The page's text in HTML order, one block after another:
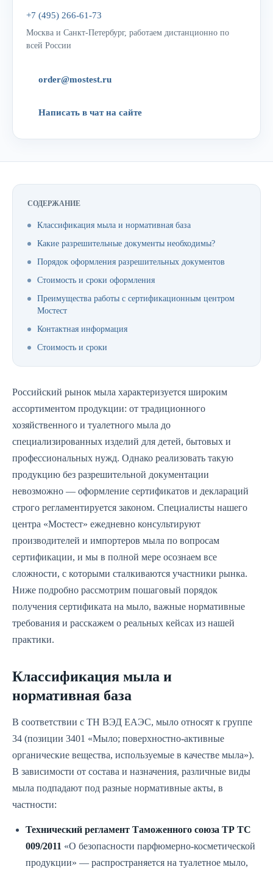
+7 (495) 266-61-73
Москва и Санкт-Петербург, работаем дистанционно по
всей России
order@mostest.ru
Написать в чат на сайте
СОДЕРЖАНИЕ
Классификация мыла и нормативная база
Какие разрешительные документы необходимы?
Порядок оформления разрешительных документов
Стоимость и сроки оформления
Преимущества работы с сертификационным центром
Мостест
Контактная информация
Стоимость и сроки
Российский рынок мыла характеризуется широким
ассортиментом продукции: от традиционного
хозяйственного и туалетного мыла до
специализированных изделий для детей, бытовых и
профессиональных нужд. Однако реализовать такую
продукцию без разрешительной документации
невозможно — оформление сертификатов и деклараций
строго регламентируется законом. Специалисты нашего
центра «Мостест» ежедневно консультируют
производителей и импортеров мыла по вопросам
сертификации, и мы в полной мере осознаем все
сложности, с которыми сталкиваются участники рынка.
Ниже подробно рассмотрим пошаговый порядок
получения сертификата на мыло, важные нормативные
требования и расскажем о реальных кейсах из нашей
практики.
Классификация мыла и
нормативная база
В соответствии с ТН ВЭД ЕАЭС, мыло относят к группе
34 (позиции 3401 «Мыло; поверхностно-активные
органические вещества, используемые в качестве мыла»).
В зависимости от состава и назначения, различные виды
мыла подпадают под разные нормативные акты, в
частности:
Технический регламент Таможенного союза ТР ТС
009/2011 «О безопасности парфюмерно-косметической
продукции» — распространяется на туалетное мыло,